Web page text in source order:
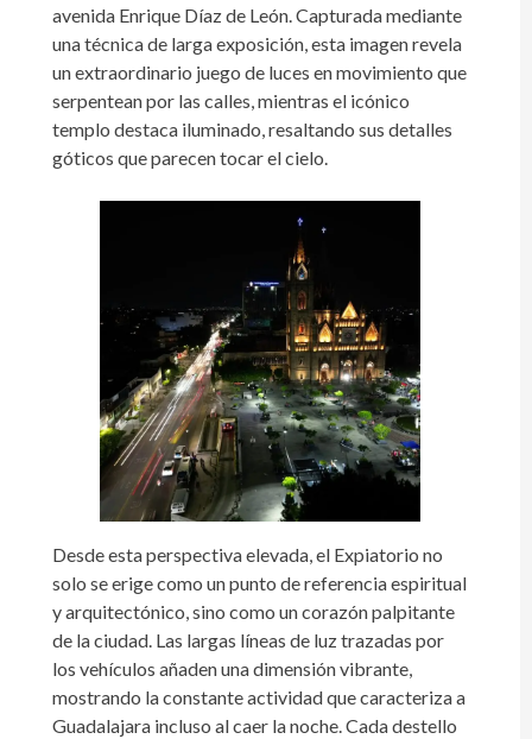
avenida Enrique Díaz de León. Capturada mediante
una técnica de larga exposición, esta imagen revela
un extraordinario juego de luces en movimiento que
serpentean por las calles, mientras el icónico
templo destaca iluminado, resaltando sus detalles
góticos que parecen tocar el cielo.
Desde esta perspectiva elevada, el Expiatorio no
solo se erige como un punto de referencia espiritual
y arquitectónico, sino como un corazón palpitante
de la ciudad. Las largas líneas de luz trazadas por
los vehículos añaden una dimensión vibrante,
mostrando la constante actividad que caracteriza a
Guadalajara incluso al caer la noche. Cada destello